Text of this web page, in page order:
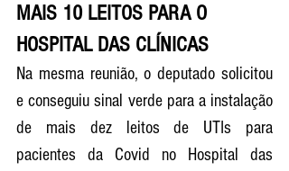
MAIS 10 LEITOS PARA O
HOSPITAL DAS CLÍNICAS
Na mesma reunião, o deputado solicitou
e conseguiu sinal verde para a instalação
de mais dez leitos de UTIs para
pacientes da Covid no Hospital das